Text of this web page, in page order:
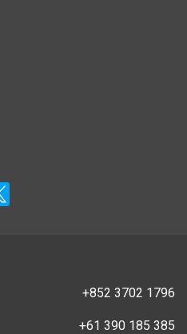
+852 3702 1796
+61 390 185 385